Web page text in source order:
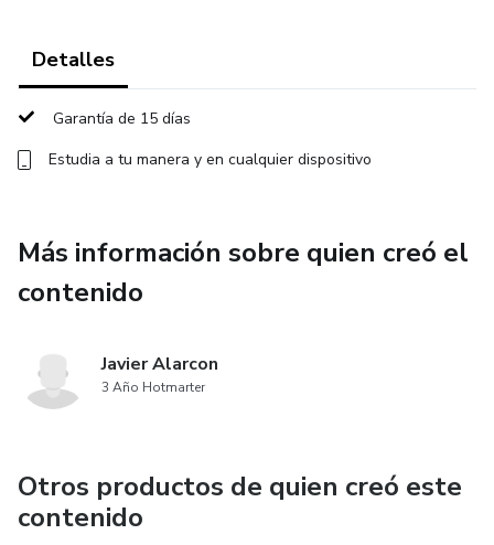
Detalles
Garantía de 15 días
Estudia a tu manera y en cualquier dispositivo
Más información sobre quien creó el
contenido
Javier Alarcon
3 Año Hotmarter
Otros productos de quien creó este
contenido